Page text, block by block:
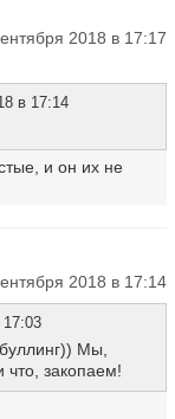
2018 в 17:17
в 17:14
и он их не
2018 в 17:14
17:03
Мы,
закопаем!